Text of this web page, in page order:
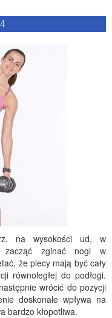
na wysokości ud, w
zacząć zginać nogi w
że plecy mają być cały
równoległej do podłogi.
wrócić do pozycji
doskonale wpływa na
bardzo kłopotliwa.